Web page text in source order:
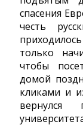
спасения
честь
только
чтобы
домой
кликами и
вернулся